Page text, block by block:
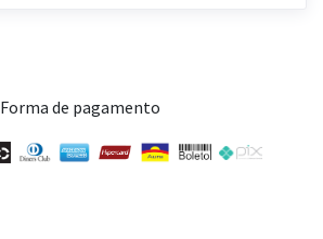
Forma de pagamento